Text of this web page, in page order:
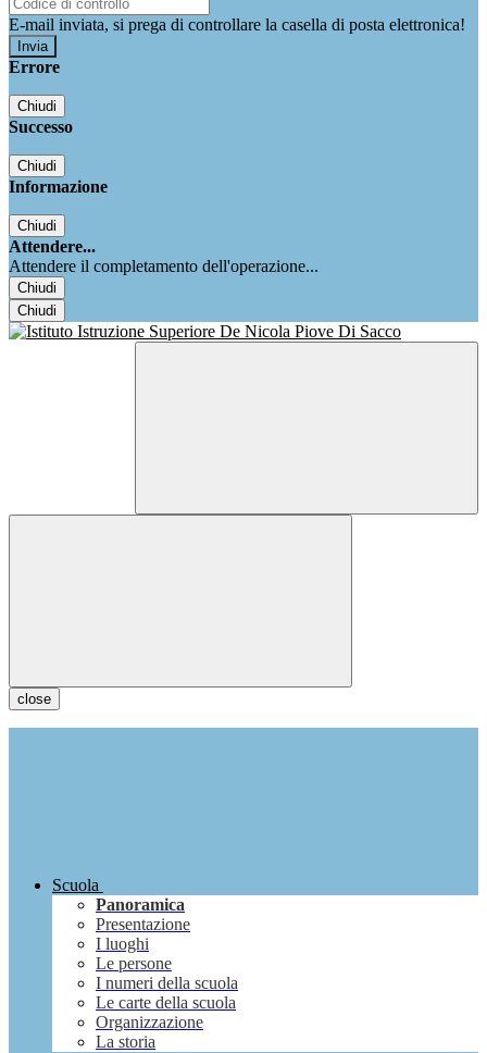
E-mail inviata, si prega di controllare la casella di posta elettronica!
Errore
Chiudi
Successo
Chiudi
Informazione
Chiudi
Attendere...
Attendere il completamento dell'operazione...
Chiudi
Chiudi
close
Scuola
Panoramica
Presentazione
I luoghi
Le persone
I numeri della scuola
Le carte della scuola
Organizzazione
La storia